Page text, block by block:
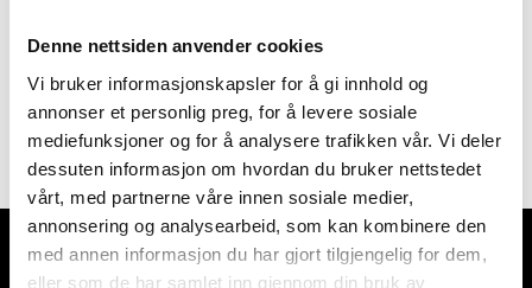
Denne nettsiden anvender cookies
Vi bruker informasjonskapsler for å gi innhold og
annonser et personlig preg, for å levere sosiale
mediefunksjoner og for å analysere trafikken vår. Vi deler
dessuten informasjon om hvordan du bruker nettstedet
vårt, med partnerne våre innen sosiale medier,
annonsering og analysearbeid, som kan kombinere den
med annen informasjon du har gjort tilgjengelig for dem,
eller som de har samlet inn gjennom din bruk av
Olemme täällä sinua varten
Ota yhteyttä
Pidämme huolta asiakkaistamme